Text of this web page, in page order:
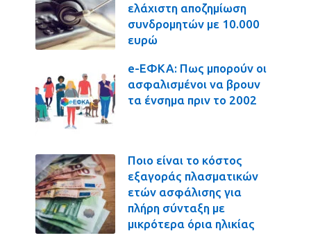
ελάχιστη αποζημίωση
συνδρομητών με 10.000
ευρώ
e-ΕΦΚΑ: Πως μπορούν οι
ασφαλισμένοι να βρουν
τα ένσημα πριν το 2002
Ποιο είναι το κόστος
εξαγοράς πλασματικών
ετών ασφάλισης για
πλήρη σύνταξη με
μικρότερα όρια ηλικίας